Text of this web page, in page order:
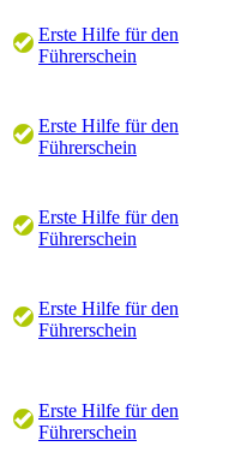
Erste Hilfe für den
Führerschein
Erste Hilfe für den
Führerschein
Erste Hilfe für den
Führerschein
Erste Hilfe für den
Führerschein
Erste Hilfe für den
Führerschein